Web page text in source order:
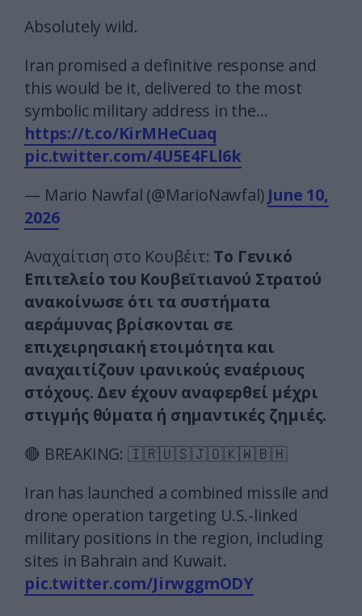
Absolutely wild.
Iran promised a definitive response and
this would be it, delivered to the most
symbolic military address in the…
https://t.co/KirMHeCuaq
pic.twitter.com/4U5E4FLl6k
— Mario Nawfal (@MarioNawfal) June 10,
2026
Αναχαίτιση στο Κουβέιτ: Το Γενικό
Επιτελείο του Κουβεϊτιανού Στρατού
ανακοίνωσε ότι τα συστήματα
αεράμυνας βρίσκονται σε
επιχειρησιακή ετοιμότητα και
αναχαιτίζουν ιρανικούς εναέριους
στόχους. Δεν έχουν αναφερθεί μέχρι
στιγμής θύματα ή σημαντικές ζημιές.
🔴 BREAKING: 🇮🇷🇺🇸🇯🇴🇰🇼🇧🇭
Iran has launched a combined missile and
drone operation targeting U.S.-linked
military positions in the region, including
sites in Bahrain and Kuwait.
pic.twitter.com/JirwggmODY